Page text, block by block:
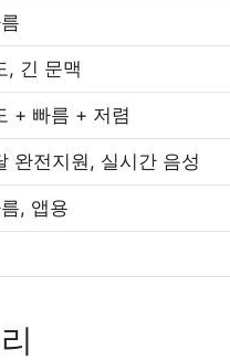
, 긴 문맥
+ 빠름 + 저렴
완전지원, 실시간 음성
, 앱용